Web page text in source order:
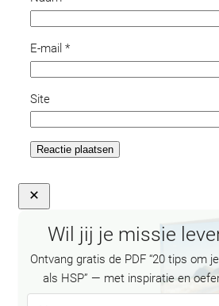
E-mail *
Site
Close
Wil jij je missie
Ontvang gratis de PDF “20 tips om
als HSP” — met inspiratie en